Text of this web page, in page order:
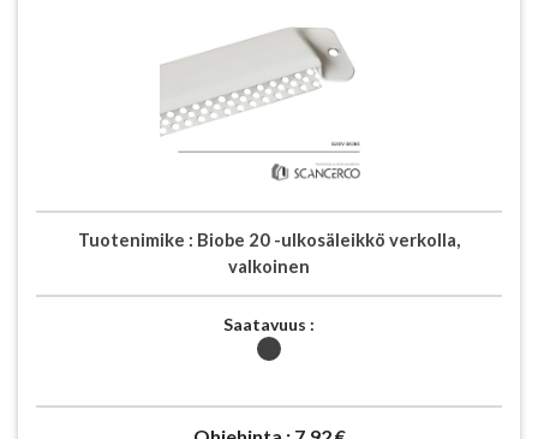
Tuotenimike : Biobe 20 -ulkosäleikkö verkolla,
valkoinen
Saatavuus :